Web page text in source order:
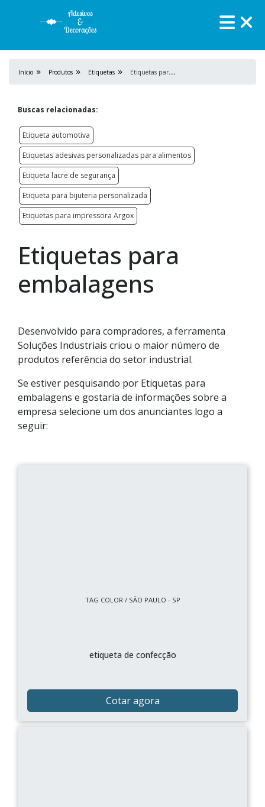
Início Produtos Etiquetas E
tiquetas para embalagens
Buscas relacionadas:
Etiqueta automotiva
Etiquetas adesivas personalizadas para alimentos
Etiqueta lacre de segurança
Etiqueta para bijuteria personalizada
Etiquetas para impressora Argox
Etiquetas para
embalagens
Desenvolvido para compradores, a ferramenta
Soluções Industriais criou o maior número de
produtos referência do setor industrial.
Se estiver pesquisando por Etiquetas para
embalagens e gostaria de informações sobre a
empresa selecione um dos anunciantes logo a
seguir:
TAG COLOR / SÃO PAULO - SP
etiqueta de confecção
Cotar agora